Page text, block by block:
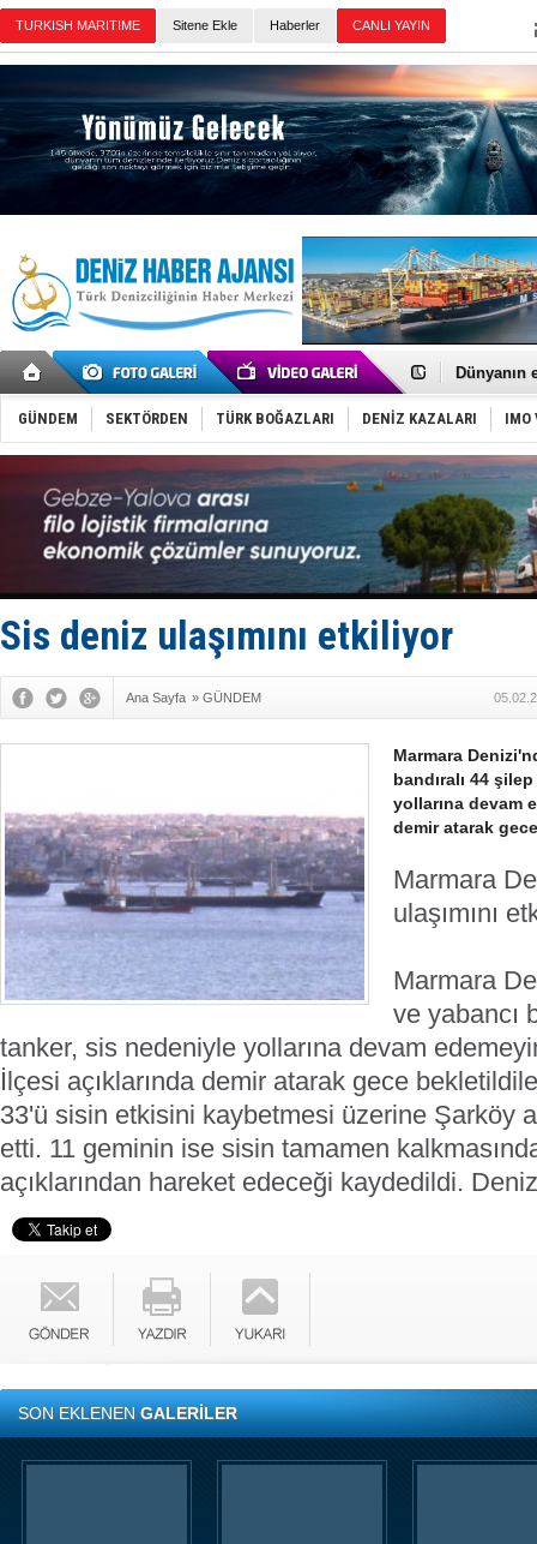
Sitene Ekle Haberler
Baltık
Türk
Hüseyin
Hat-San
Med
Tekne, su
Dışişleri
Depo ve
GÜNDEM SEKTÖRDEN TÜRK BOĞAZLARI DENİZ KAZALARI IMO
Sis deniz ulaşımını etkiliyor
Ana Sayfa » GÜNDEM
Marmara
bandıralı 44
yollarına devam
demir atarak
Marmara
ulaşımını
Marmara
ve yabancı
tanker, sis nedeniyle yollarına devam
İlçesi açıklarında demir atarak gece
33'ü sisin etkisini kaybetmesi üzerine Şarköy
etti. 11 geminin ise sisin tamamen
açıklarından hareket edeceği kaydedildi.
SON EKLENENGALERİLER